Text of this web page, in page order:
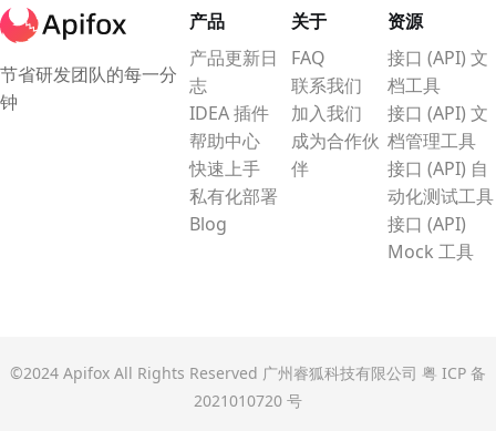
节省研发团队的每一分
钟
产品
产品更新日
志
IDEA 插件
帮助中心
快速上手
私有化部署
Blog
关于
FAQ
联系我们
加入我们
成为合作伙
伴
资源
接口 (API) 文
档工具
接口 (API) 文
档管理工具
接口 (API) 自
动化测试工具
接口 (API)
Mock 工具
©2024 Apifox All Rights Reserved 广州睿狐科技有限公司 粤 ICP 备
2021010720 号